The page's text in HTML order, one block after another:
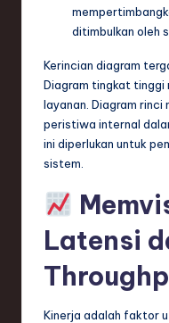
ditimbulkan oleh
Kerincian diagram
Diagram tingkat tinggi
layanan. Diagram rinci
peristiwa internal
ini diperlukan untuk
sistem.
Latensi
Kinerja adalah faktor